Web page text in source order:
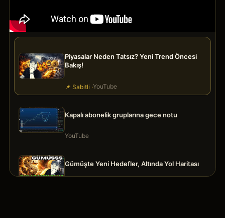
Piyasalar Neden Tatsız? Yeni Trend Öncesi
Bakış!
📌 Sabitli ·YouTube
Kapalı abonelik gruplarına gece notu
YouTube
Gümüşte Yeni Hedefler, Altında Yol Haritası